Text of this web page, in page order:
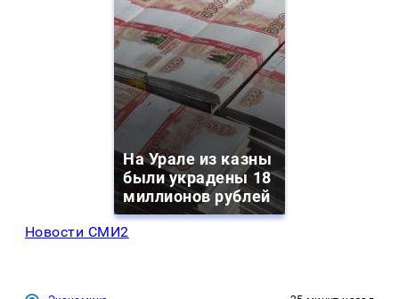
На Урале из казны
были украдены 18
миллионов рублей
Новости СМИ2